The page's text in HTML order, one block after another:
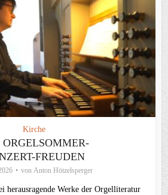
Kirche
ORGELSOMMER-
FREUDEN
von Anton Hötzelsperger
herausragende Werke der Orgelliteratur